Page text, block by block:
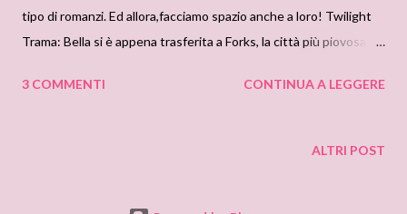
tipo di romanzi. Ed allora,facciamo spazio anche a loro! Twilight
Trama: Bella si è appena trasferita a Forks, la città più piovosa
incontra Edward Cullen, la sua vita prende una piega inaspettata
luccicanti, gli occhi color oro, Edward è algido e impenetrabile,
3 COMMENTI CONTINUA A LEGGERE
ALTRI POST